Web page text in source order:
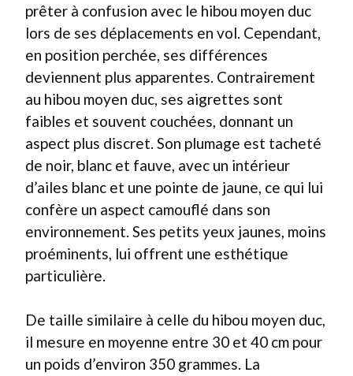
prêter à confusion avec le hibou moyen duc
lors de ses déplacements en vol. Cependant,
en position perchée, ses différences
deviennent plus apparentes. Contrairement
au hibou moyen duc, ses aigrettes sont
faibles et souvent couchées, donnant un
aspect plus discret. Son plumage est tacheté
de noir, blanc et fauve, avec un intérieur
d’ailes blanc et une pointe de jaune, ce qui lui
confère un aspect camouflé dans son
environnement. Ses petits yeux jaunes, moins
proéminents, lui offrent une esthétique
particulière.
De taille similaire à celle du hibou moyen duc,
il mesure en moyenne entre 30 et 40 cm pour
un poids d’environ 350 grammes. La